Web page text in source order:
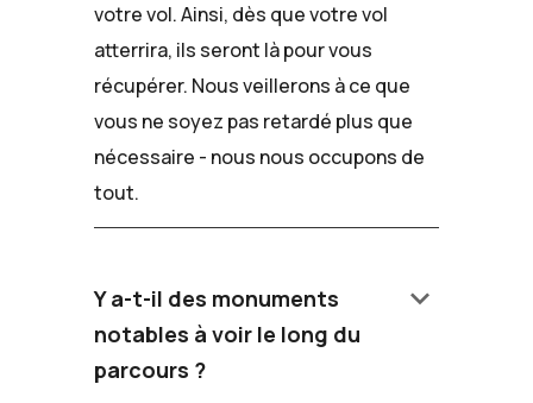
votre vol. Ainsi, dès que votre vol
atterrira, ils seront là pour vous
récupérer. Nous veillerons à ce que
vous ne soyez pas retardé plus que
nécessaire - nous nous occupons de
tout.
Y a-t-il des monuments
notables à voir le long du
parcours ?
keyboard_arrow_down